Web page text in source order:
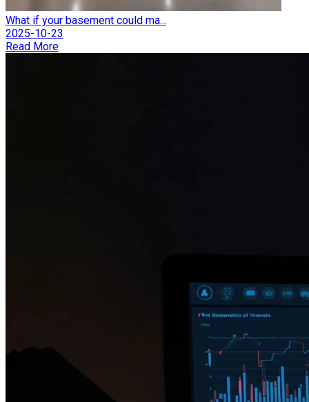
What if your basement could ma...
2025-10-23
Read More